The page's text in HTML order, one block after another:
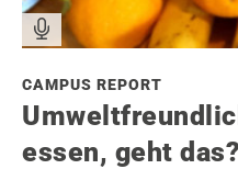
CAMPUS REPORT
essen, geht das?